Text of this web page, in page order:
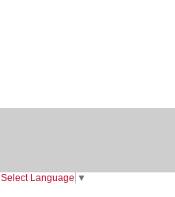
Select Language ▼